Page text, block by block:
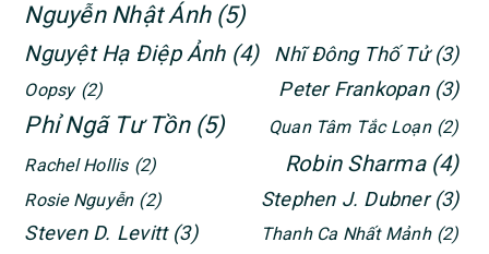
Nguyễn Nhật Ánh (5)
Nguyệt Hạ Điệp Ảnh (4) Nhĩ Đông Thố Tử (3)
Oopsy (2) Peter Frankopan (3)
Phỉ Ngã Tư Tồn (5) Quan Tâm Tắc Loạn (2)
Rachel Hollis (2) Robin Sharma (4)
Rosie Nguyễn (2) Stephen J. Dubner (3)
Steven D. Levitt (3) Thanh Ca Nhất Mảnh (2)